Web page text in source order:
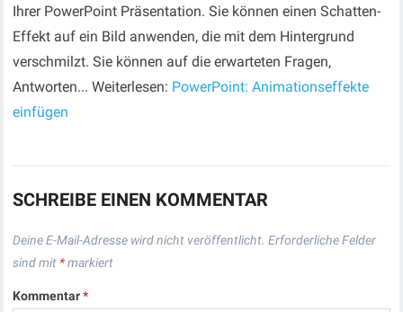
Ihrer PowerPoint Präsentation. Sie können einen Schatten-
Effekt auf ein Bild anwenden, die mit dem Hintergrund
verschmilzt. Sie können auf die erwarteten Fragen,
Antworten... Weiterlesen: PowerPoint: Animationseffekte
einfügen
SCHREIBE EINEN KOMMENTAR
Deine E-Mail-Adresse wird nicht veröffentlicht. Erforderliche Felder
sind mit *markiert
Kommentar*